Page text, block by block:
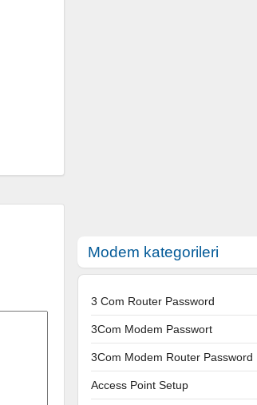
Modem kategorileri
3 Com Router Password
3Com Modem Passwort
3Com Modem Router Password
Access Point Setup